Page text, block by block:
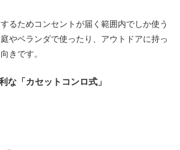
るためコンセントが届く範囲内でしか使う
やベランダで使ったり、アウトドアに持っ
きです。
な「カセットコンロ式」